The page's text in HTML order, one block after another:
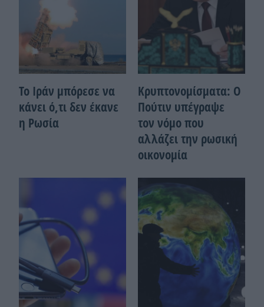
Το Ιράν μπόρεσε να
κάνει ό,τι δεν έκανε
η Ρωσία
Κρυπτονομίσματα: Ο
Πούτιν υπέγραψε
τον νόμο που
αλλάζει την ρωσική
οικονομία